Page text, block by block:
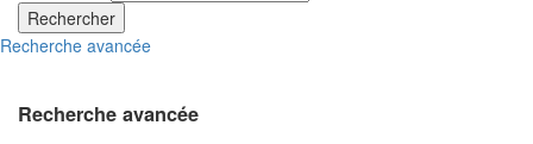
Rechercher
Recherche avancée
Recherche avancée